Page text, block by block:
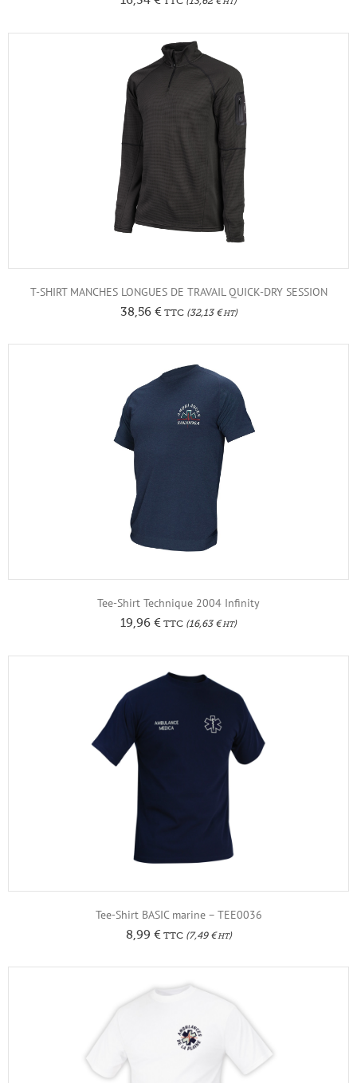
T-SHIRT MANCHES LONGUES DE TRAVAIL QUICK-DRY SESSION
38,56 €TTC(32,13 €HT)
Tee-Shirt Technique 2004 Infinity
19,96 € TTC (16,63 €HT)
Tee-Shirt BASIC marine – TEE0036
8,99 €TTC(7,49 €HT)